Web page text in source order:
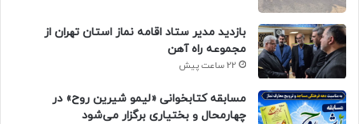
بازدید مدیر ستاد اقامه نماز استان تهران از
مجموعه راه آهن
22 ساعت پیش
مسابقه کتابخوانی «لیمو شیرین روح» در
چهارمحال و بختیاری برگزار می‌شود